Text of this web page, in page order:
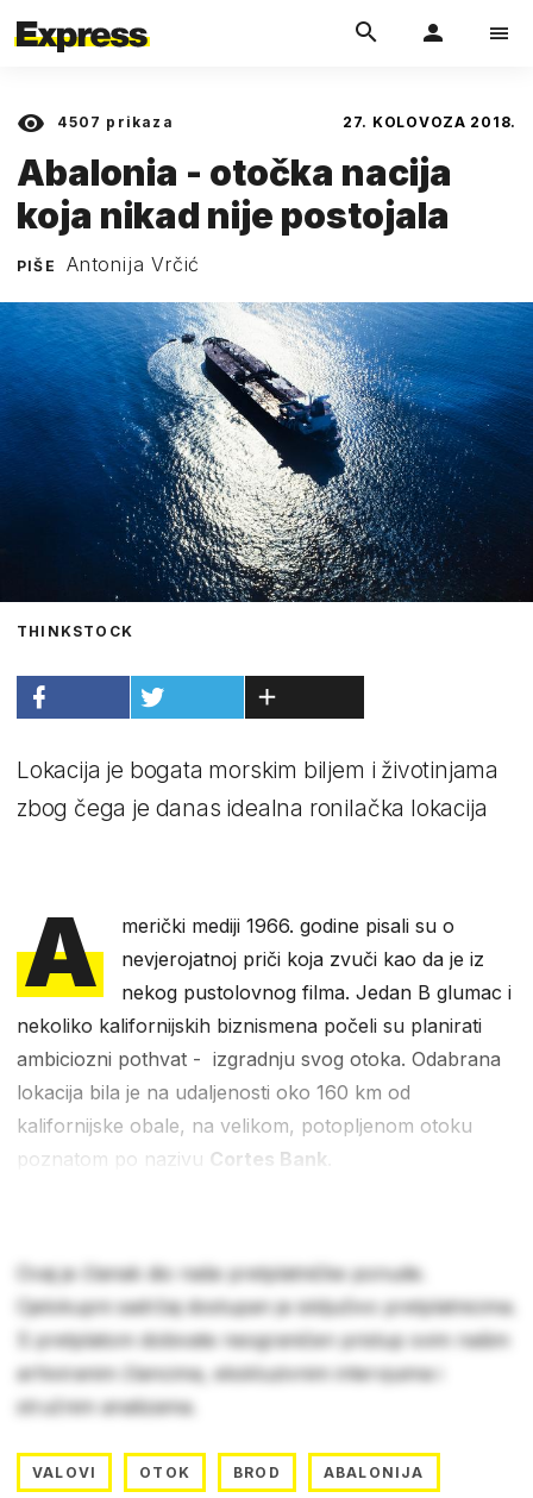
4507 prikaza 27. KOLOVOZA 2018.
Abalonia - otočka nacija
koja nikad nije postojala
PIŠE Antonija Vrčić
THINKSTOCK
Lokacija je bogata morskim biljem i životinjama
zbog čega je danas idealna ronilačka lokacija
A
merički mediji 1966. godine pisali su o
nevjerojatnoj priči koja zvuči kao da je iz
nekog pustolovnog filma. Jedan B glumac i
nekoliko kalifornijskih biznismena počeli su planirati
ambiciozni pothvat - izgradnju svog otoka. Odabrana
lokacija bila je na udaljenosti oko 160 km od
kalifornijske obale, na velikom, potopljenom otoku
poznatom po nazivu Cortes Bank
Ovaj je članak dio naše pretplatničke ponude.
Cjelokupni sadržaj dostupan je isključivo pretplatnicima.
S pretplatom dobivate neograničen pristup svim našim
arhiviranim člancima, ekskluzivnim intervjuima i
stručnim analizama.
VALOVI OTOK BROD ABALONIJA